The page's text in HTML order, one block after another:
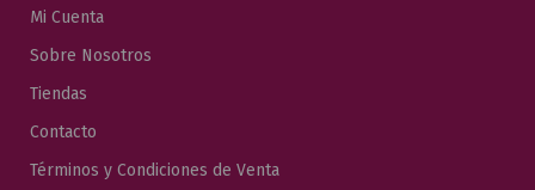
Mi Cuenta
Sobre Nosotros
Tiendas
Contacto
Términos y Condiciones de Venta